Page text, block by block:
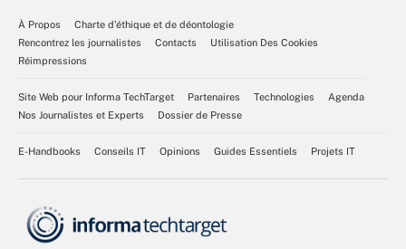
À Propos
Charte d’éthique et de déontologie
Rencontrez les journalistes
Contacts
Utilisation Des Cookies
Réimpressions
Site Web pour Informa TechTarget Partenaires Technologies
Agenda
Nos Journalistes et Experts
Dossier de Presse
E-Handbooks Conseils IT Opinions Guides Essentiels Projets IT